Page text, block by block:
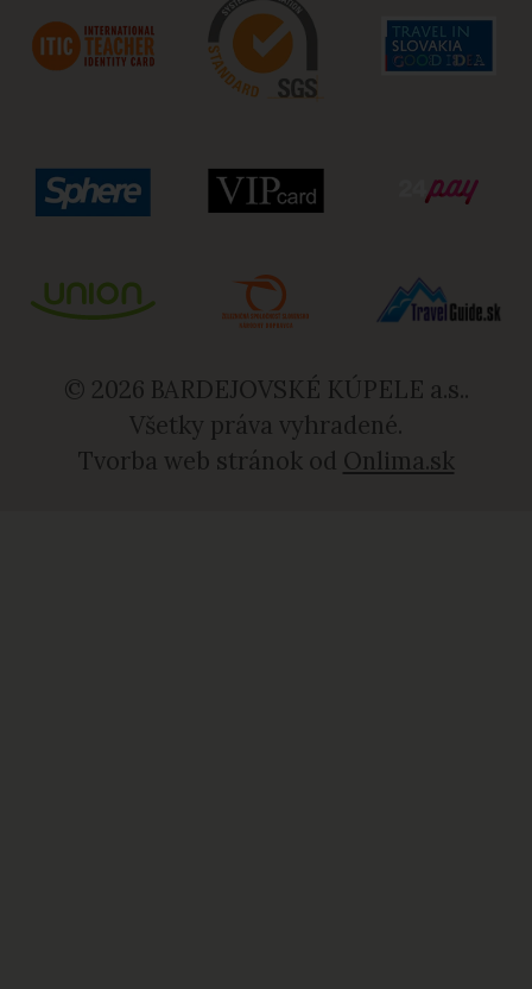
© 2026 BARDEJOVSKÉ KÚPELE a.s..
Všetky práva vyhradené.
Tvorba web stránok od Onlima.sk